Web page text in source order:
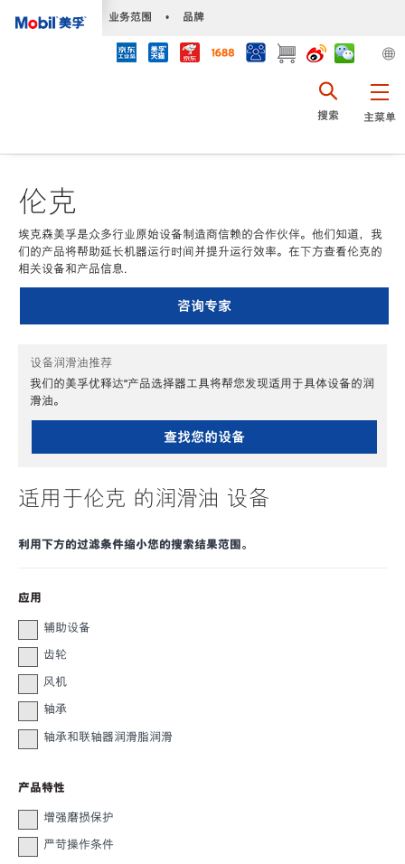
业务范围 • 品牌
主菜单
搜索
伦克
埃克森美孚是众多行业原始设备制造商信赖的合作伙伴。他们知道，我
们的产品将帮助延长机器运行时间并提升运行效率。在下方查看伦克的
相关设备和产品信息.
咨询专家
设备润滑油推荐
我们的美孚优释达℠产品选择器工具将帮您发现适用于具体设备的润
滑油。
查找您的设备
适用于伦克 的润滑油 设备
利用下方的过滤条件缩小您的搜索结果范围。
应用
辅助设备
齿轮
风机
轴承
轴承和联轴器润滑脂润滑
产品特性
增强磨损保护
严苛操作条件